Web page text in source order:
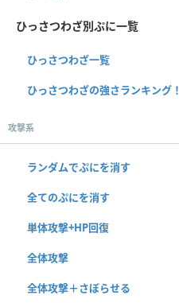
ひっさつわざ別ぷに一覧
ひっさつわざ一覧
ひっさつわざの強さランキング！
攻撃系
ランダムでぷにを消す
全てのぷにを消す
単体攻撃+HP回復
全体攻撃
全体攻撃＋さぼらせる